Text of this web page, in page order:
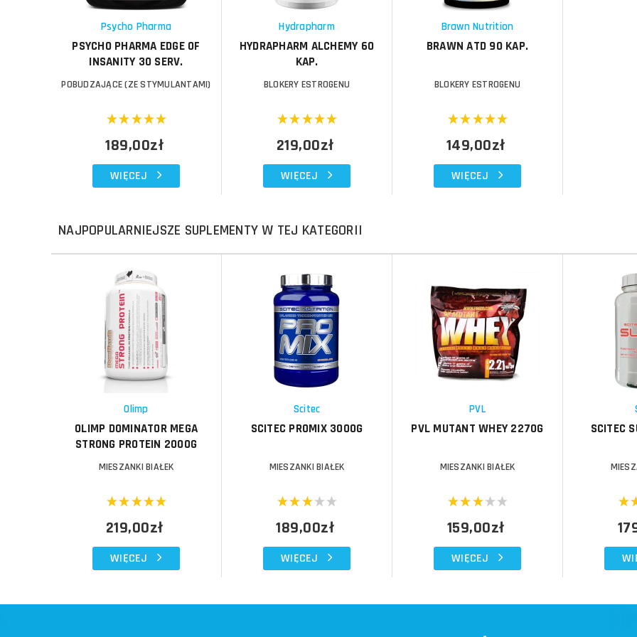
Psycho Pharma
PSYCHO PHARMA EDGE OF
INSANITY 30 SERV.
POBUDZAJĄCE (ZE STYMULANTAMI)
189,00zł
WIĘCEJ
Hydrapharm
HYDRAPHARM ALCHEMY 60
KAP.
BLOKERY ESTROGENU
219,00zł
WIĘCEJ
Brawn Nutrition
BRAWN ATD 90 KAP.
BLOKERY ESTROGENU
149,00zł
WIĘCEJ
NAJPOPULARNIEJSZE SUPLEMENTY W TEJ KATEGORII
Olimp
OLIMP DOMINATOR MEGA
STRONG PROTEIN 2000G
MIESZANKI BIAŁEK
219,00zł
WIĘCEJ
Scitec
SCITEC PROMIX 3000G
MIESZANKI BIAŁEK
189,00zł
WIĘCEJ
PVL
PVL MUTANT WHEY 2270G
MIESZANKI BIAŁEK
159,00zł
WIĘCEJ
SCITEC